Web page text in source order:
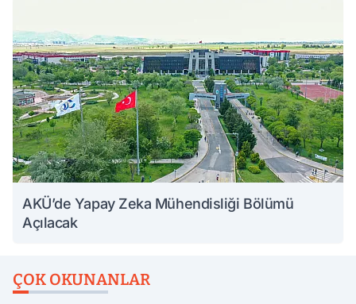
AKÜ’de Yapay Zeka Mühendisliği Bölümü
Açılacak
ÇOK OKUNANLAR